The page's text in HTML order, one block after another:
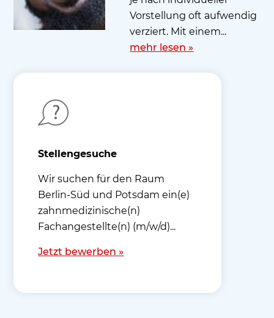
Vorstellung oft aufwendig
verziert. Mit einem...
mehr lesen »
Stellengesuche
Wir suchen für den Raum
Berlin-Süd und Potsdam ein(e)
zahnmedizinische(n)
Fachangestellte(n) (m/w/d)...
Jetzt bewerben »